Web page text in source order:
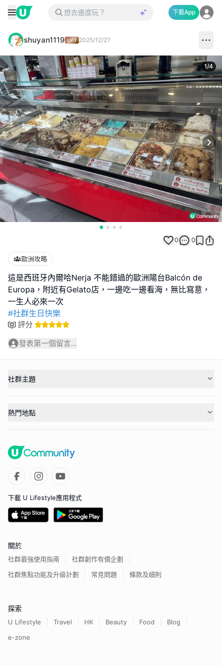
下載App
shuyan1119 2025/12/27
1/4
0 0
歐洲攻略
這是西班牙內爾哈Nerja 不能錯過的歐洲陽台Balcón de
Europa，附近有Gelato店，一邊吃一邊看海，無比寫意，
#社群生日快樂
評分
發表第一個留言...
社群主題
熱門地點
下載 U Lifestyle應用程式
關於
社群最強使用指南
社群創作有價企劃
社群焦點功能及升級計劃
常見問題 條款及細則
探索
U Lifestyle Travel HK Beauty Food
Blog
e-zone